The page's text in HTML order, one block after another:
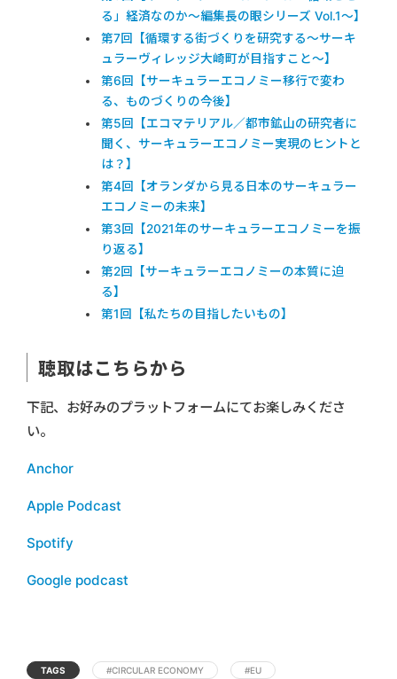
る」経済なのか〜編集長の眼シリーズ Vol.1〜】
第7回【循環する街づくりを研究する〜サーキ
ュラーヴィレッジ大崎町が目指すこと〜】
第6回【サーキュラーエコノミー移行で変わ
る、ものづくりの今後】
第5回【エコマテリアル／都市鉱山の研究者に
聞く、サーキュラーエコノミー実現のヒントと
は？】
第4回【オランダから見る日本のサーキュラー
エコノミーの未来】
第3回【2021年のサーキュラーエコノミーを振
り返る】
第2回【サーキュラーエコノミーの本質に迫
る】
第1回【私たちの目指したいもの】
聴取はこちらから
下記、お好みのプラットフォームにてお楽しみくださ
い。
Anchor
Apple Podcast
Spotify
Google podcast
TAGS #CIRCULAR ECONOMY #EU